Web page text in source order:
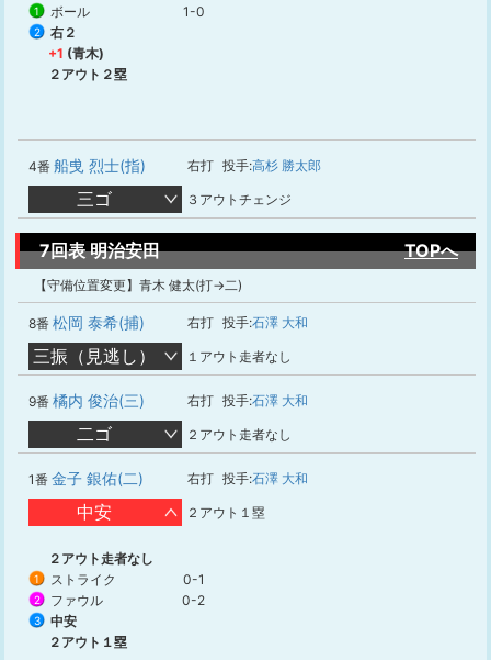
1 ボール 1-0
2
右２
+1 (青木)
２アウト２塁
4番 船曵 烈士(指) 右打 投手:高杉 勝太郎
三ゴ ３アウトチェンジ
7回表 明治安田 TOPへ
【守備位置変更】青木 健太(打→二)
8番 松岡 泰希(捕) 右打 投手:石澤 大和
三振（見逃し） １アウト走者なし
9番 橘内 俊治(三) 右打 投手:石澤 大和
二ゴ ２アウト走者なし
1番 金子 銀佑(二) 右打 投手:石澤 大和
中安 ２アウト１塁
２アウト走者なし
1 ストライク 0-1
2 ファウル 0-2
3
中安
２アウト１塁